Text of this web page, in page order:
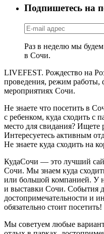
Подпишетесь на
Раз в неделю мы
в Сочи.
LIVEFEST. Рождество на
проведения, режим
мероприятиях Сочи.
Не знаете что посетить в
с ребенком, куда сходить с
место для свидания? Ищете
Интересуетесь активным
Не знаете куда сходить на
КудаСочи — это лучший
Сочи. Мы знаем куда
или большой компанией. У
и выставки Сочи. События
достопримечательности и
обязательно стоит посетить!
Мы советуем любые